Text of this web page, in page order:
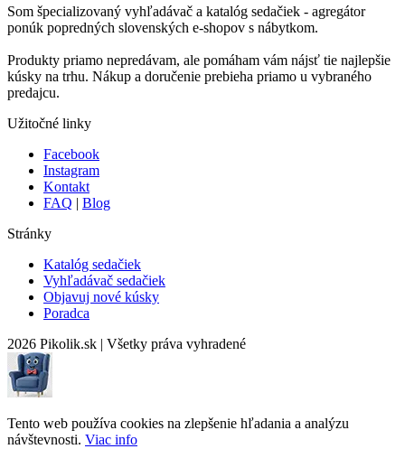
Som špecializovaný vyhľadávač a katalóg sedačiek - agregátor
ponúk popredných slovenských e-shopov s nábytkom.
Produkty priamo nepredávam, ale pomáham vám nájsť tie najlepšie
kúsky na trhu. Nákup a doručenie prebieha priamo u vybraného
predajcu.
Užitočné linky
Facebook
Instagram
Kontakt
FAQ | Blog
Stránky
Katalóg sedačiek
Vyhľadávač sedačiek
Objavuj nové kúsky
Poradca
2026 Pikolik.sk | Všetky práva vyhradené
Tento web používa cookies na zlepšenie hľadania a analýzu
návštevnosti. Viac info